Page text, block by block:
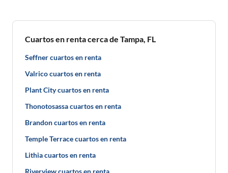
Cuartos en renta cerca de Tampa, FL
Seffner cuartos en renta
Valrico cuartos en renta
Plant City cuartos en renta
Thonotosassa cuartos en renta
Brandon cuartos en renta
Temple Terrace cuartos en renta
Lithia cuartos en renta
Riverview cuartos en renta